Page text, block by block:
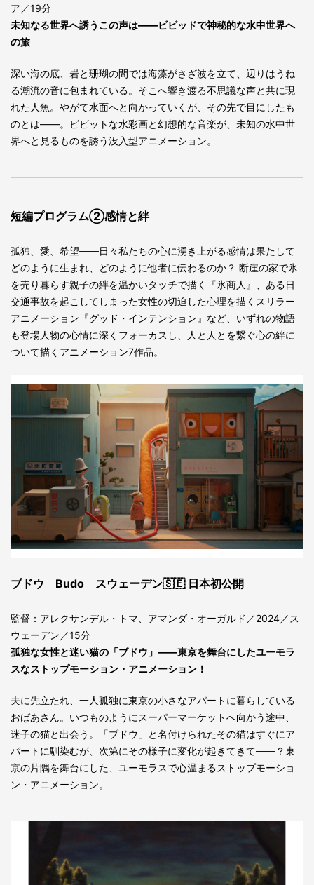
ア／19分
未知なる世界へ誘うこの声は――ビビッドで神秘的な水中世界へ
の旅
深い海の底、岩と珊瑚の間では海藻がさざ波を立て、辺りはうね
る潮流の音に包まれている。そこへ響き渡る不思議な声と共に現
れた人魚。やがて水面へと向かっていくが、その先で目にしたも
のとは――。ビビットな水彩画と幻想的な音楽が、未知の水中世
界へと見るものを誘う没入型アニメーション。
短編プログラム②感情と絆
孤独、愛、希望――日々私たちの心に湧き上がる感情は果たして
どのように生まれ、どのように他者に伝わるのか？ 断崖の家で氷
を売り暮らす親子の絆を温かいタッチで描く『氷商人』、ある日
交通事故を起こしてしまった女性の切迫した心理を描くスリラー
アニメーション『グッド・インテンション』など、いずれの物語
も登場人物の心情に深くフォーカスし、人と人とを繋ぐ心の絆に
ついて描くアニメーション7作品。
ブドウ Budo スウェーデン🇸🇪 日本初公開
監督：アレクサンデル・トマ、アマンダ・オーガルド／2024／ス
ウェーデン／15分
孤独な女性と迷い猫の「ブドウ」――東京を舞台にしたユーモラ
スなストップモーション・アニメーション！
夫に先立たれ、一人孤独に東京の小さなアパートに暮らしている
おばあさん。いつものようにスーパーマーケットへ向かう途中、
迷子の猫と出会う。「ブドウ」と名付けられたその猫はすぐにア
パートに馴染むが、次第にその様子に変化が起きてきて――？東
京の片隅を舞台にした、ユーモラスで心温まるストップモーショ
ン・アニメーション。